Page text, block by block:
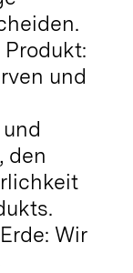
und
den
Wir